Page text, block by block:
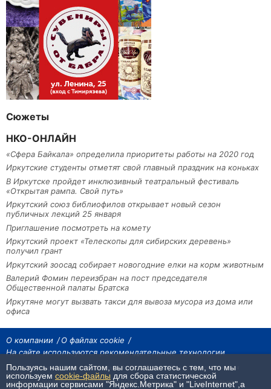
Сюжеты
НКО-ОНЛАЙН
«Сфера Байкала» определила приоритеты работы на 2020 год
Иркутские студенты отметят свой главный праздник на коньках
В Иркутске пройдет инклюзивный театральный фестиваль
«Открытая рампа. Свой путь»
Иркутский союз библиофилов открывает новый сезон
публичных лекций 25 января
Приглашение посмотреть на комету
Иркутский проект «Телескопы для сибирских деревень»
получил грант
Иркутский зоосад собирает новогодние елки на корм животным
Валерий Фомин переизбран на пост председателя
Общественной палаты Братска
Иркутяне могут вызвать такси для вывоза мусора из дома или
офиса
О компании
О файлах cookie
На сайте используются рекомендательные технологии
На сайте размещаются материалы ИА «Наш Север». Все права охраняются
законом.
При использовании материалов агентства на других сайтах, обязательна
гиперссылка.
Пользуясь нашим сайтом, вы соглашаетесь с тем, что мы
используем cookie-файлы для сбора статистической
информации сервисами "Яндекс.Метрика" и "LiveInternet",а